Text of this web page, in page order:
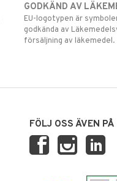
GODKÄND AV
EU-logotypen är
godkända av
försäljning av läkemedel.
FÖLJ OSS ÄVEN PÅ